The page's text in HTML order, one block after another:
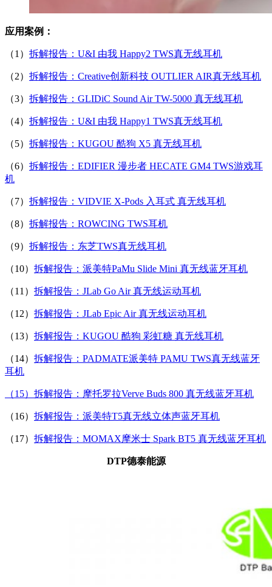
应用案例：
（1） 拆解报告：U&I 由我 Happy2 TWS真无线耳机
（2） 拆解报告：Creative创新科技 OUTLIER AIR真无线耳机
（3） 拆解报告：GLIDiC Sound Air TW-5000 真无线耳机
（4） 拆解报告：U&I 由我 Happy1 TWS真无线耳机
（5） 拆解报告：KUGOU 酷狗 X5 真无线耳机
（6） 拆解报告：EDIFIER 漫步者 HECATE GM4 TWS游戏耳
机
（7） 拆解报告：VIDVIE X-Pods 入耳式 真无线耳机
（8） 拆解报告：ROWCING TWS耳机
（9） 拆解报告：东芝TWS真无线耳机
（10） 拆解报告：派美特PaMu Slide Mini 真无线蓝牙耳机
（11） 拆解报告：JLab Go Air 真无线运动耳机
（12） 拆解报告：JLab Epic Air 真无线运动耳机
（13） 拆解报告：KUGOU 酷狗 彩虹糖 真无线耳机
（14） 拆解报告：PADMATE派美特 PAMU TWS真无线蓝牙
耳机
（15）拆解报告：摩托罗拉Verve Buds 800 真无线蓝牙耳机
（16） 拆解报告：派美特T5真无线立体声蓝牙耳机
（17） 拆解报告：MOMAX摩米士 Spark BT5 真无线蓝牙耳机
DTP德泰能源